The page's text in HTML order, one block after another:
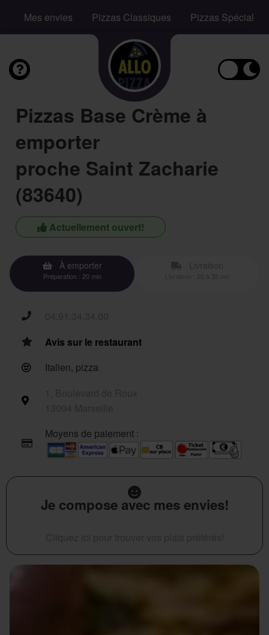
Mes envies Pizzas Classiques Pizzas Spéciales
Pizzas Base Crème à
emporter
proche Saint Zacharie
(83640)
Actuellement ouvert!
À emporter
Préparation : 20 min
Avis sur le restaurant
Italien, pizza
Moyens de paiement :
Je compose avec mes envies!